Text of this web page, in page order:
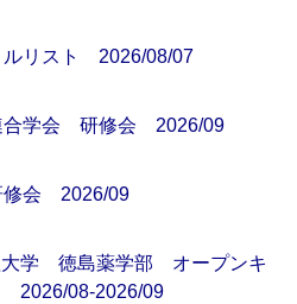
ルリスト 2026/08/07
合学会 研修会 2026/09
修会 2026/09
大学 徳島薬学部 オープンキ
2026/08-2026/09